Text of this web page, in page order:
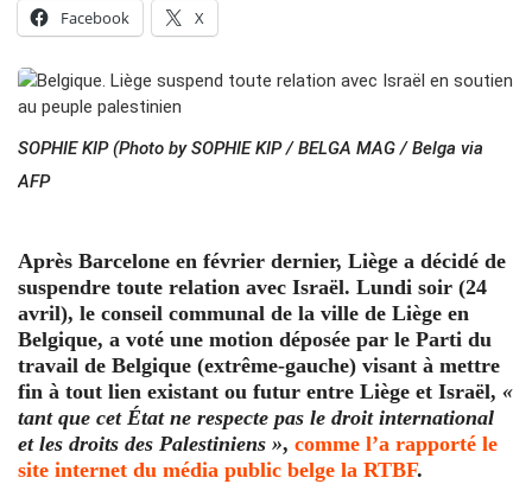
Facebook X
SOPHIE KIP (Photo by SOPHIE KIP / BELGA MAG / Belga via
AFP
Après Barcelone en février dernier, Liège a décidé de
suspendre toute relation avec Israël. Lundi soir (24
avril), le conseil communal de la ville de Liège en
Belgique, a voté une motion déposée par le Parti du
travail de Belgique (extrême-gauche) visant à mettre
fin à tout lien existant ou futur entre Liège et Israël, «
tant que cet État ne respecte pas le droit international
et les droits des Palestiniens », comme l’a rapporté le
site internet du média public belge la RTBF.